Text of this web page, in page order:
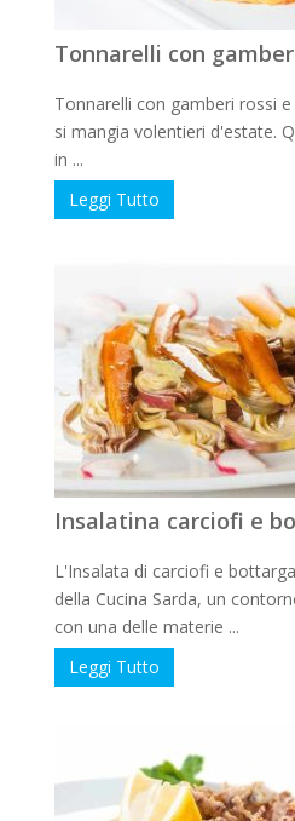
Tonnarelli con
Tonnarelli con gamberi rossi
si mangia volentieri d'estate.
in ...
Leggi Tutto
Insalatina carciofi e
L'Insalata di carciofi e
della Cucina Sarda, un
con una delle materie ...
Leggi Tutto